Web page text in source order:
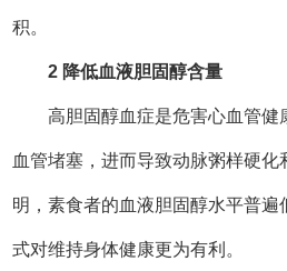
等天然食材都具有调节胆固醇的作
血脂状况。来自生活中的素食食
血管的“清道夫”，帮助降低人体内
3健康肌肤 光泽红润
长期保持科学素食习惯的人群